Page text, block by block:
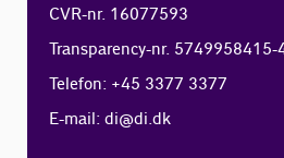
CVR-nr. 16077593
Transparency-nr. 5749958415-
Telefon: +45 3377 3377
E-mail:di@di.dk